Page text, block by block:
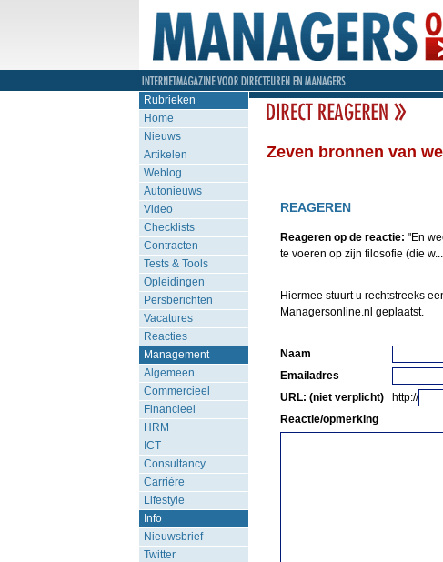
Rubrieken
Home
Nieuws
Artikelen
Weblog
Autonieuws
Video
Checklists
Contracten
Tests & Tools
Opleidingen
Persberichten
Vacatures
Reacties
Management
Algemeen
Commercieel
Financieel
HRM
ICT
Consultancy
Carrière
Lifestyle
Info
Nieuwsbrief
Twitter
Zeven bronnen van
REAGEREN
Reageren op de reactie: "En
te voeren op zijn filosofie (die
Hiermee stuurt u rechtstreeks
Managersonline.nl geplaatst.
Naam
Emailadres
URL: (niet verplicht)
http://
Reactie/opmerking